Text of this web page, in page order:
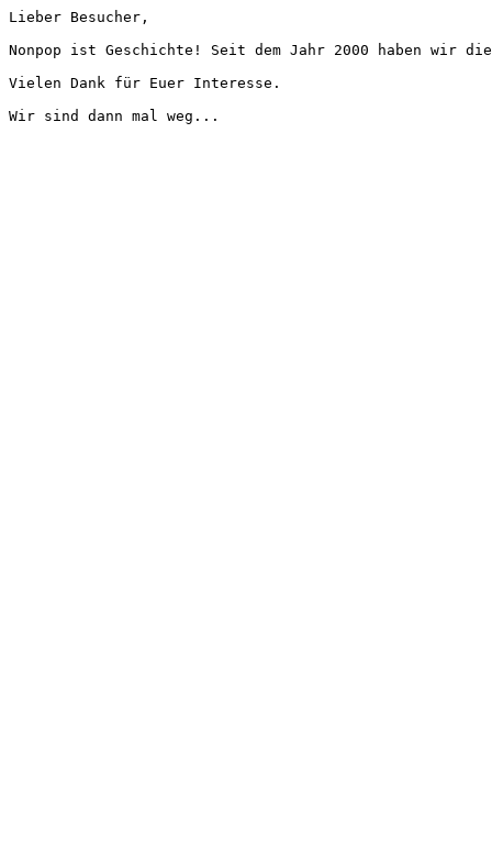
Lieber Besucher,
Nonpop ist Geschichte! Seit dem Jahr 2000 haben wir
Vielen Dank für Euer Interesse.
Wir sind dann mal weg...